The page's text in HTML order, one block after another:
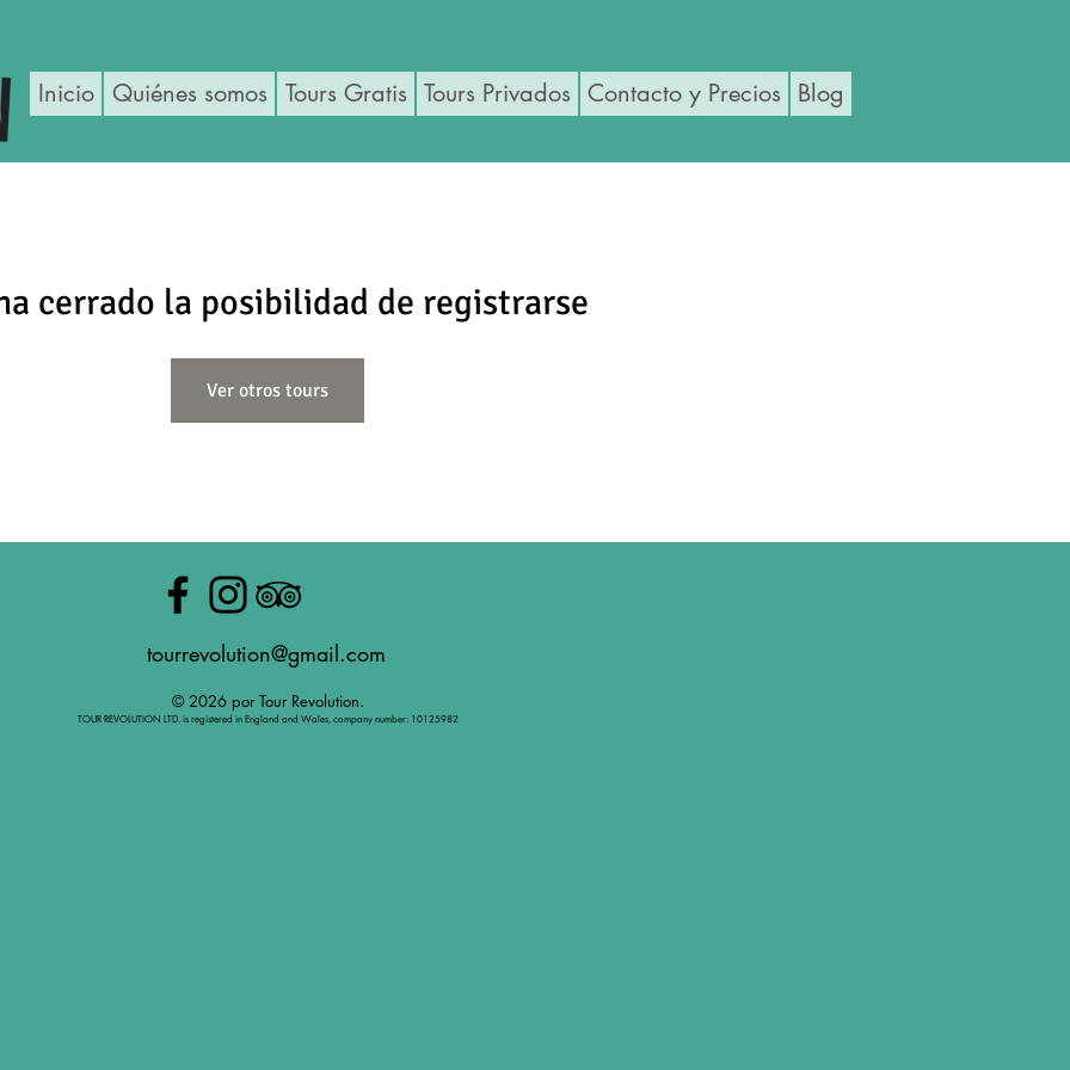
Inicio Quiénes somos Tours Gratis Tours Privados Contacto y Precios Blog
cerrado la posibilidad de registrarse
Ver otros tours
tourrevolution@gmail.com
© 2026 por Tour Revolution.
TOUR REVOLUTION LTD. is registered in England and Wales, company number: 10125982